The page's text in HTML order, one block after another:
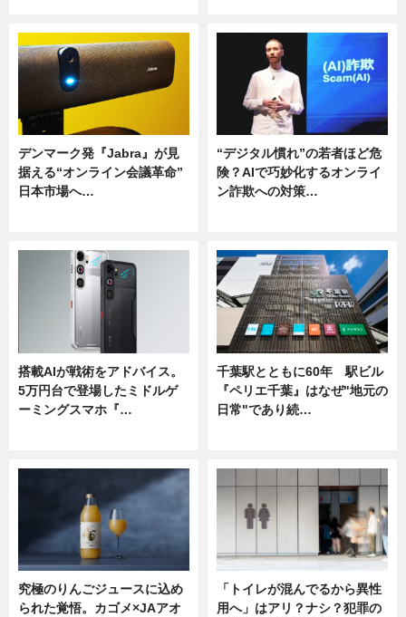
デンマーク発『Jabra』が見
据える“オンライン会議革命”
日本市場へ…
“デジタル慣れ”の若者ほど危
険？AIで巧妙化するオンライ
ン詐欺への対策…
搭載AIが戦術をアドバイス。
5万円台で登場したミドルゲ
ーミングスマホ『…
千葉駅とともに60年 駅ビル
『ペリエ千葉』はなぜ"地元の
日常"であり続…
究極のりんごジュースに込め
られた覚悟。カゴメ×JAアオ
「トイレが混んでるから異性
用へ」はアリ？ナシ？犯罪の